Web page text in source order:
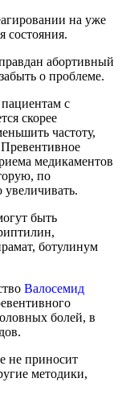
на уже
состояния.
абортивный
о проблеме.
с
скорее
частоту,
медикаментов
по
увеличивать.
быть
ботулинум
Валосемид
болей, в
не приносит
методики,